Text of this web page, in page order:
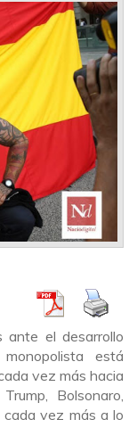
ante el desarrollo
está
vez más hacia
Bolsonaro,
vez más a lo